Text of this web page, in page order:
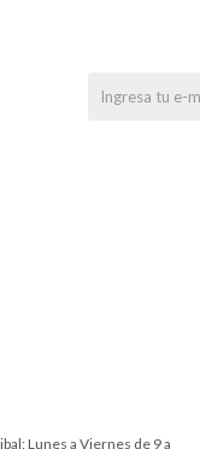
Lunes a Viernes de 9 a